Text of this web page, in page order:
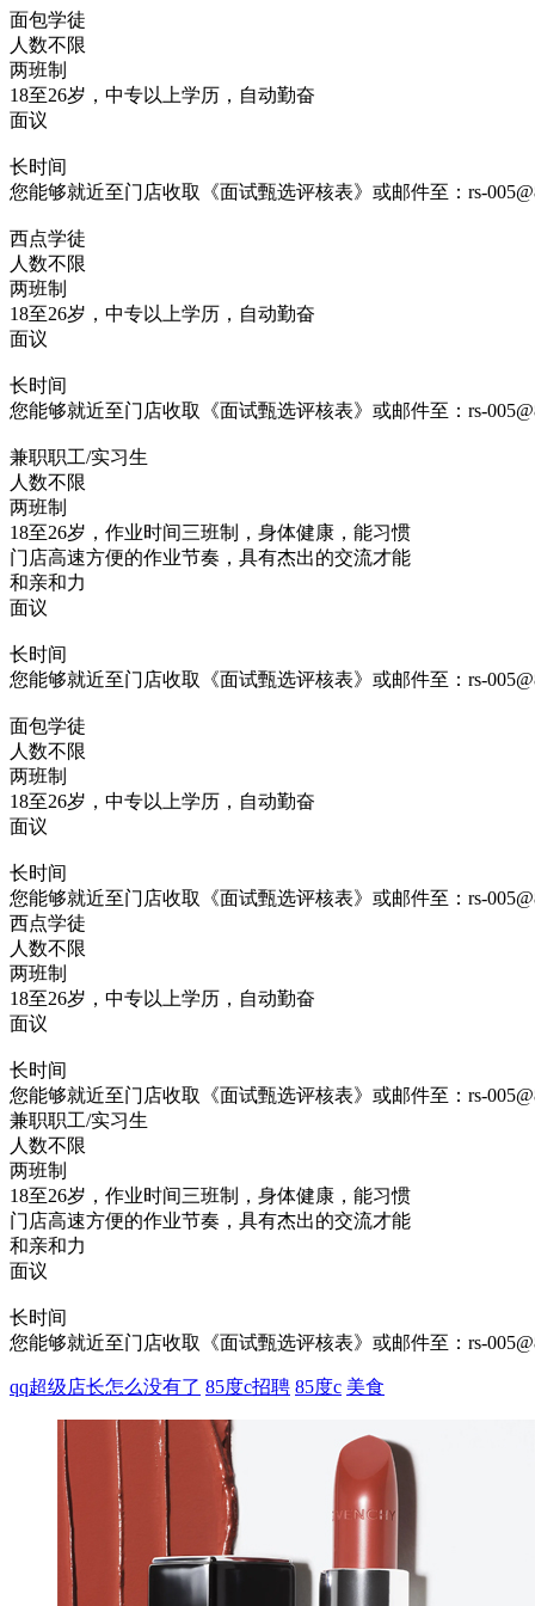
面包学徒
人数不限
两班制
18至26岁，中专以上学历，自动勤奋
面议
长时间
您能够就近至门店收取《面试甄选评核表》或邮件至：rs-
西点学徒
人数不限
两班制
18至26岁，中专以上学历，自动勤奋
面议
长时间
您能够就近至门店收取《面试甄选评核表》或邮件至：rs-
兼职职工/实习生
人数不限
两班制
18至26岁，作业时间三班制，身体健康，能习惯
门店高速方便的作业节奏，具有杰出的交流才能
和亲和力
面议
长时间
您能够就近至门店收取《面试甄选评核表》或邮件至：rs-
面包学徒
人数不限
两班制
18至26岁，中专以上学历，自动勤奋
面议
长时间
您能够就近至门店收取《面试甄选评核表》或邮件至：rs-
西点学徒
人数不限
两班制
18至26岁，中专以上学历，自动勤奋
面议
长时间
您能够就近至门店收取《面试甄选评核表》或邮件至：rs-
兼职职工/实习生
人数不限
两班制
18至26岁，作业时间三班制，身体健康，能习惯
门店高速方便的作业节奏，具有杰出的交流才能
和亲和力
面议
长时间
您能够就近至门店收取《面试甄选评核表》或邮件至：rs-
qq超级店长怎么没有了 85度c招聘 85度c 美食